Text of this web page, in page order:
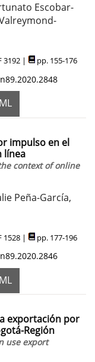
Escobar-
3192 | pp. 155-176
impulso en el
línea
context of online
Peña-García,
1528 | pp. 177-196
exportación por
Región
use export